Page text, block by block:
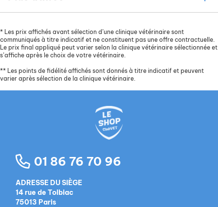
* Les prix affichés avant sélection d’une clinique vétérinaire sont
communiqués à titre indicatif et ne constituent pas une offre contractuelle.
Le prix final appliqué peut varier selon la clinique vétérinaire sélectionnée et
s’affiche après le choix de votre vétérinaire.
** Les points de fidélité affichés sont donnés à titre indicatif et peuvent
varier après sélection de la clinique vétérinaire.
01 86 76 70 96
ADRESSE DU SIÈGE
14 rue de Tolbiac
75013 Paris